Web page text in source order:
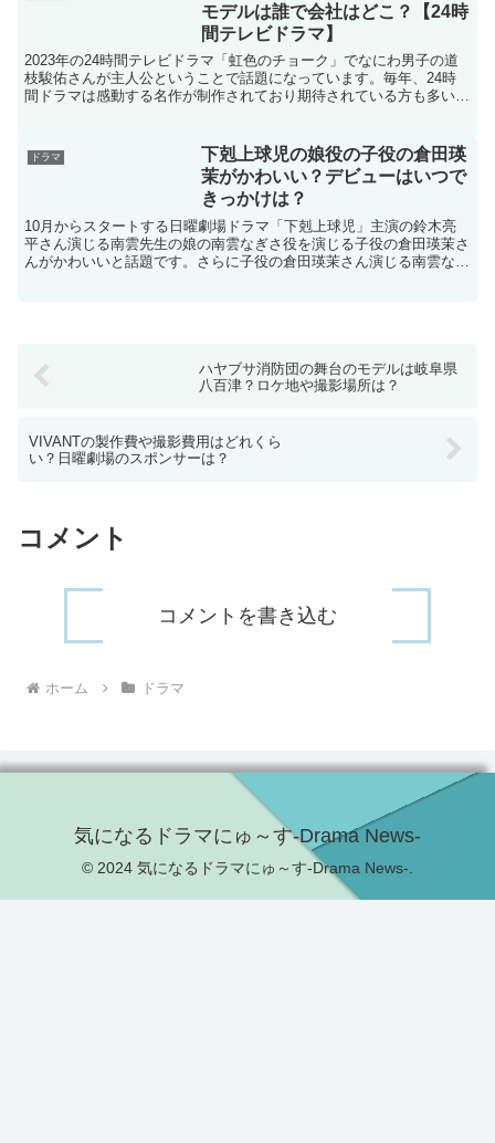
モデルは誰で会社はどこ？【24時
間テレビドラマ】
2023年の24時間テレビドラマ「虹色のチョーク」でなにわ男子の道
枝駿佑さんが主人公ということで話題になっています。毎年、24時
間ドラマは感動する名作が制作されており期待されている方も多いの
ドラマ
下剋上球児の娘役の子役の倉田瑛
茉がかわいい？デビューはいつで
きっかけは？
10月からスタートする日曜劇場ドラマ「下剋上球児」主演の鈴木亮
平さん演じる南雲先生の娘の南雲なぎさ役を演じる子役の倉田瑛茉さ
んがかわいいと話題です。さらに子役の倉田瑛茉さん演じる南雲なぎ
ハヤブサ消防団の舞台のモデルは岐阜県
八百津？ロケ地や撮影場所は？
VIVANTの製作費や撮影費用はどれくら
い？日曜劇場のスポンサーは？
コメント
コメントを書き込む
ホーム ドラマ
気になるドラマにゅ～す-Drama News-
© 2024 気になるドラマにゅ～す-Drama News-.